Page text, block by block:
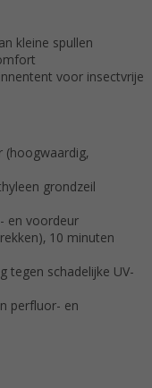
kleine spullen
voor insectvrije
(hoogwaardig,
grondzeil
en voordeur
10 minuten
tegen schadelijke UV-
perfluor- en